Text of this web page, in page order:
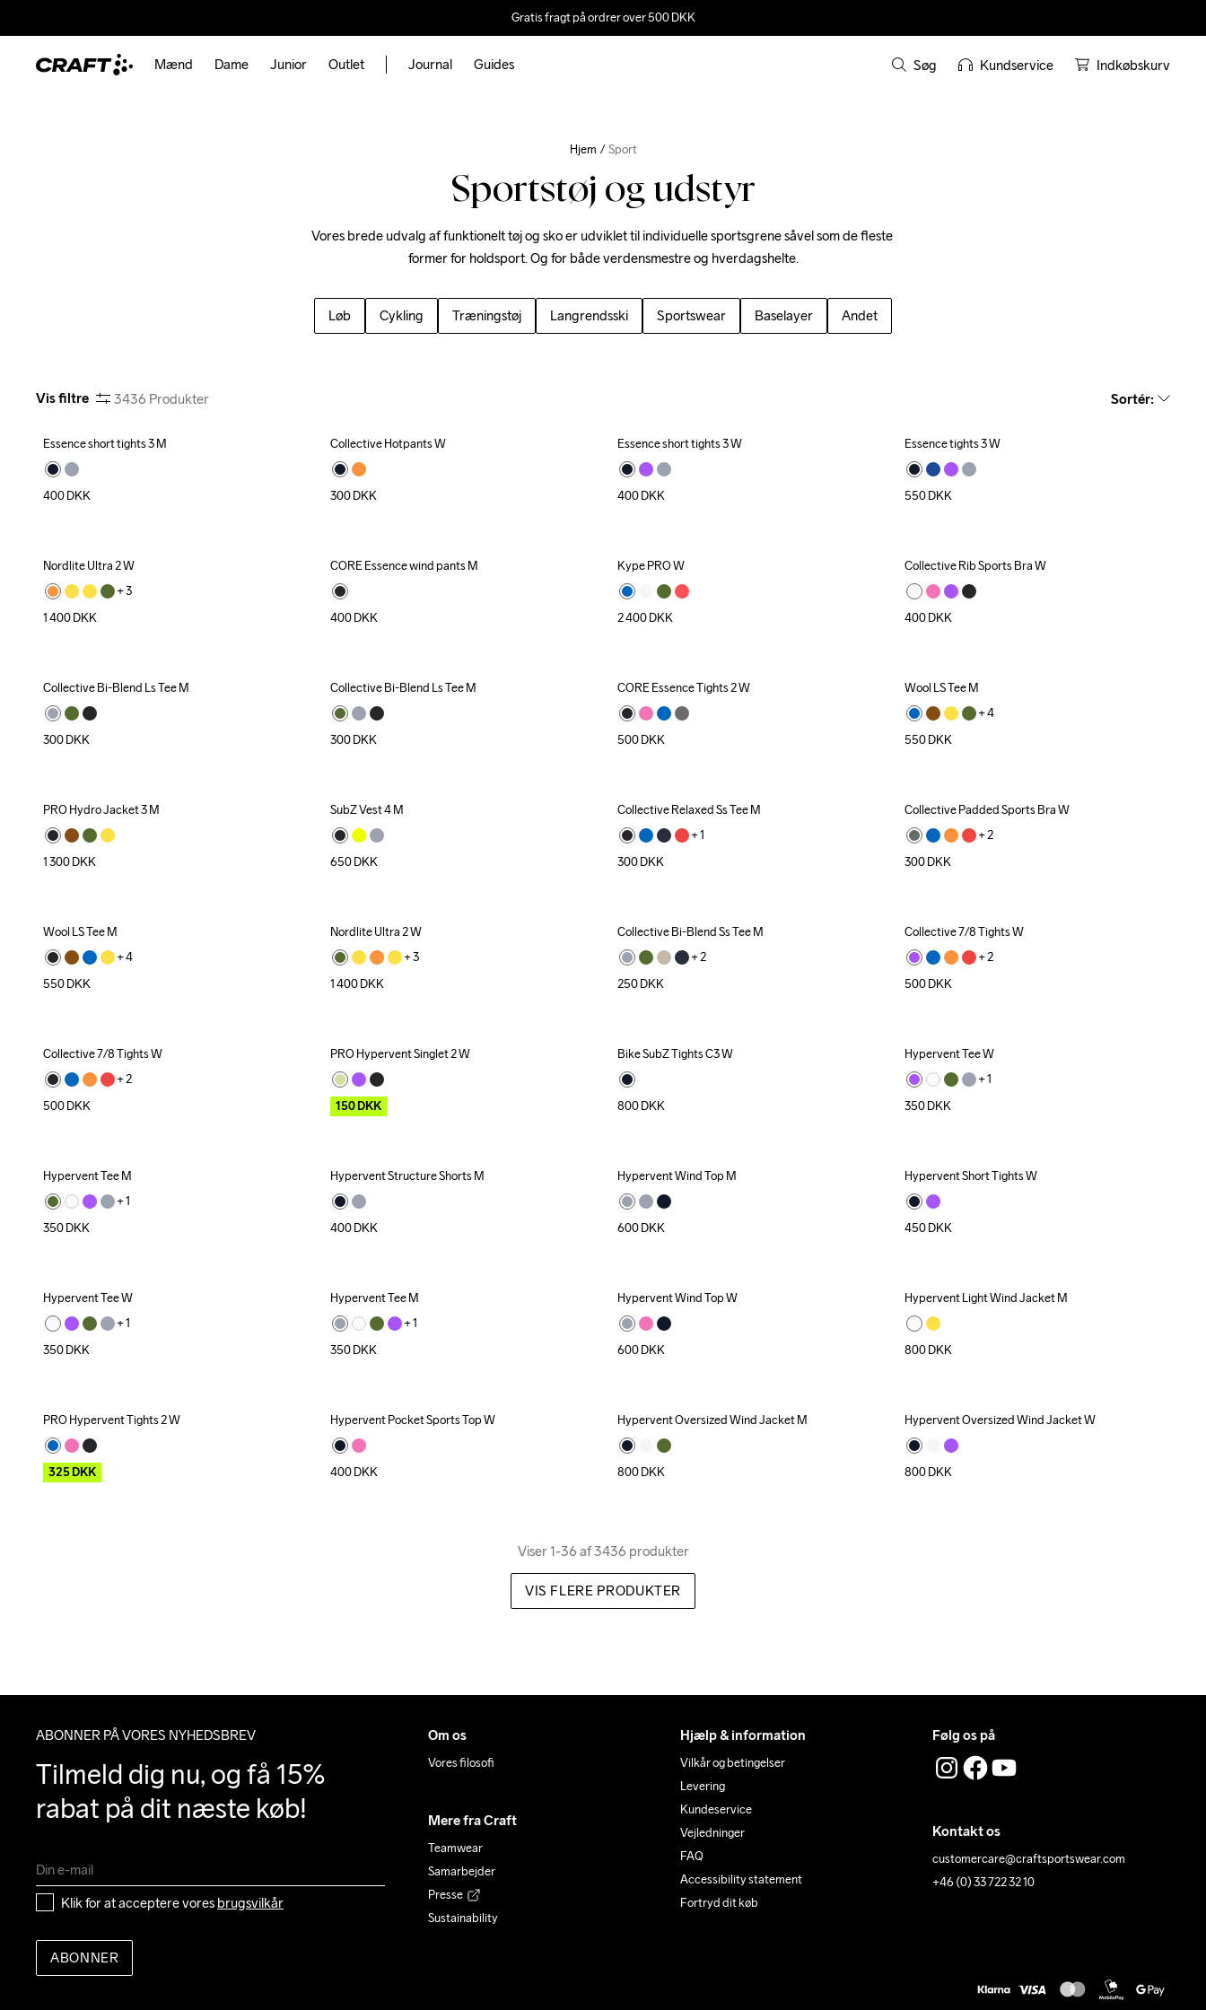
Gratis fragt på ordrer over 500 DKK
Mænd Dame Junior Outlet Journal Guides Søg Kundservice Indkøbskurv
Hjem Sport
Sportstøj og udstyr
Vores brede udvalg af funktionelt tøj og sko er udviklet til individuelle sportsgrene såvel som de fleste
former for holdsport. Og for både verdensmestre og hverdagshelte.
Løb Cykling Træningstøj Langrendsski Sportswear Baselayer Andet
Vis filtre 3436 Produkter Sortér:
Essence short tights 3 M
400DKK
Collective Hotpants W
300DKK
Essence short tights 3 W
400DKK
Essence tights 3 W
550DKK
Nordlite Ultra 2 W
+ 3
1 400DKK
CORE Essence wind pants M
400DKK
Kype PRO W
2 400DKK
Collective Rib Sports Bra W
400DKK
Collective Bi-Blend Ls Tee M
300DKK
Collective Bi-Blend Ls Tee M
300DKK
CORE Essence Tights 2 W
500DKK
Wool LS Tee M
+ 4
550DKK
PRO Hydro Jacket 3 M
1 300DKK
SubZ Vest 4 M
650DKK
Collective Relaxed Ss Tee M
+ 1
300DKK
Collective Padded Sports Bra W
+ 2
300DKK
Wool LS Tee M
+ 4
550DKK
Nordlite Ultra 2 W
+ 3
1 400DKK
Collective Bi-Blend Ss Tee M
+ 2
250DKK
Collective 7/8 Tights W
+ 2
500DKK
Collective 7/8 Tights W
+ 2
500DKK
Outlet
PRO Hypervent Singlet 2 W
150DKK
New
Bike SubZ Tights C3 W
800DKK
Hypervent Tee W
+ 1
350DKK
Hypervent Tee M
+ 1
350DKK
Hypervent Structure Shorts M
400DKK
Hypervent Wind Top M
600DKK
Hypervent Short Tights W
450DKK
Hypervent Tee W
+ 1
350DKK
Hypervent Tee M
+ 1
350DKK
Hypervent Wind Top W
600DKK
Hypervent Light Wind Jacket M
800DKK
Outlet
PRO Hypervent Tights 2 W
325DKK
Hypervent Pocket Sports Top W
400DKK
Hypervent Oversized Wind Jacket M
800DKK
Hypervent Oversized Wind Jacket W
800DKK
Viser 1-36 af 3436 produkter
VIS FLERE PRODUKTER
ABONNER PÅ VORES NYHEDSBREV
Tilmeld dig nu, og få 15%
rabat på dit næste køb!
Klik for at acceptere vores brugsvilkår
ABONNER
Om os
Vores filosofi
Mere fra Craft
Teamwear
Samarbejder
Presse
Sustainability
Hjælp & information
Vilkår og betingelser
Levering
Kundeservice
Vejledninger
FAQ
Accessibility statement
Fortryd dit køb
Følg os på
Kontakt os
customercare@craftsportswear.com
+46 (0) 33 722 32 10